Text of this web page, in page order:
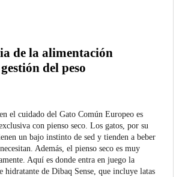
de la alimentación
del peso
el cuidado del Gato Común Europeo es
con pienso seco. Los gatos, por su
un bajo instinto de sed y tienden a beber
Además, el pienso seco es muy
Aquí es donde entra en juego la
hidratante de Dibaq Sense, que incluye latas